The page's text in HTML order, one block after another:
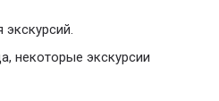
некоторые экскурсии